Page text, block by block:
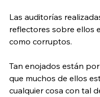
Las auditorías
reflectores sobre ellos
como corruptos.
Tan enojados están
que muchos de ellos
cualquier cosa con tal